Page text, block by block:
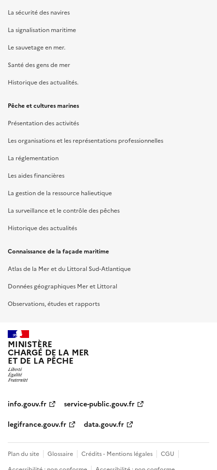
La sécurité des navires
La signalisation maritime
Le sauvetage en mer.
Santé des gens de mer
Historique des actualités.
Pêche et cultures marines
Présentation des activités
Les organisations et les représentations professionnelles
La réglementation
Les aides financières
La gestion de la ressource halieutique
La surveillance et le contrôle des pêches
Historique des actualités
Connaissance de la façade maritime
Atlas de la Mer et du Littoral Sud-Atlantique
Données géographiques Mer et Littoral
Observations, études et rapports
MINISTÈRE
CHARGÉ DE LA MER
ET DE LA PÊCHE
info.gouv.fr
service-public.gouv.fr
legifrance.gouv.fr
data.gouv.fr
Plan du site Glossaire Crédits - Mentions légales
CGU